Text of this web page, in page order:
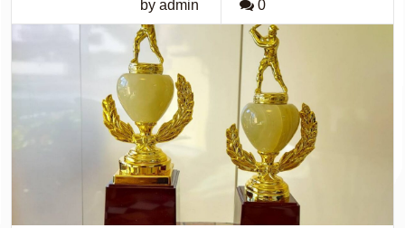
by admin 0